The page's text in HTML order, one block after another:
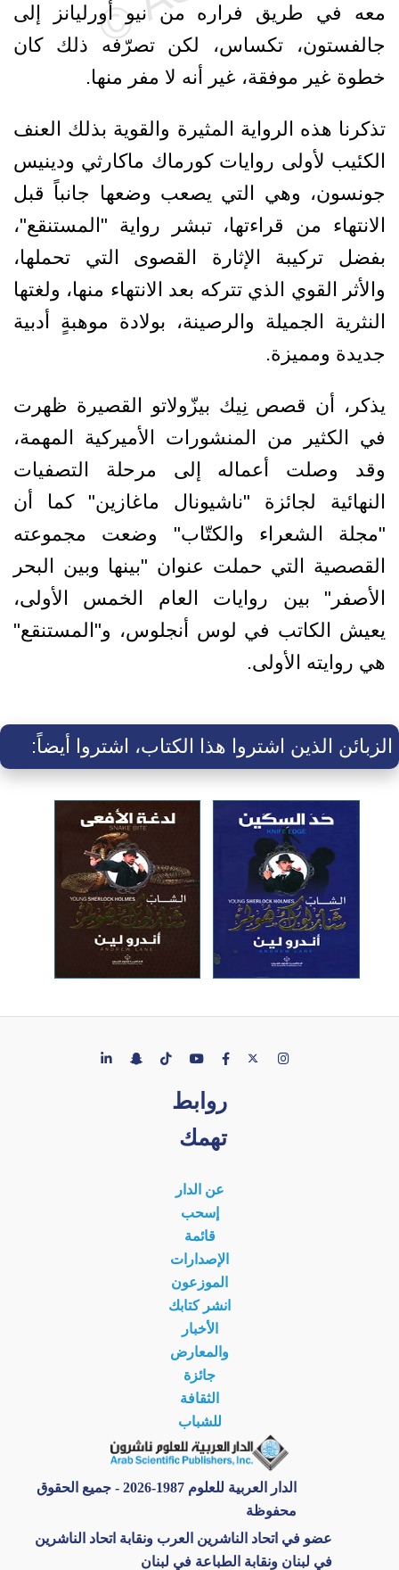
معه في طريق فراره من نيو أورليانز إلى
جالفستون، تكساس، لكن تصرّفه ذلك كان
خطوة غير موفقة، غير أنه لا مفر منها.
تذكرنا هذه الرواية المثيرة والقوية بذلك العنف
الكئيب لأولى روايات كورماك ماكارثي ودينيس
جونسون، وهي التي يصعب وضعها جانباً قبل
الانتهاء من قراءتها، تبشر رواية "المستنقع"،
بفضل تركيبة الإثارة القصوى التي تحملها،
والأثر القوي الذي تتركه بعد الانتهاء منها، ولغتها
النثرية الجميلة والرصينة، بولادة موهبةٍ أدبية
جديدة ومميزة.
يذكر، أن قصص نِيك بيزّولاتو القصيرة ظهرت
في الكثير من المنشورات الأميركية المهمة،
وقد وصلت أعماله إلى مرحلة التصفيات
النهائية لجائزة "ناشيونال ماغازين" كما أن
"مجلة الشعراء والكتّاب" وضعت مجموعته
القصصية التي حملت عنوان "بينها وبين البحر
الأصفر" بين روايات العام الخمس الأولى،
يعيش الكاتب في لوس أنجلوس، و"المستنقع"
هي روايته الأولى.
الزبائن الذين اشتروا هذا الكتاب، اشتروا أيضاً:
روابط
تهمك
عن الدار
إسحب
قائمة
الإصدارات
الموزعون
انشر كتابك
الأخبار
والمعارض
جائزة
الثقافة
للشباب
الدار العربية للعلوم 1987-2026 - جميع الحقوق
محفوظة
عضو في اتحاد الناشرين العرب ونقابة اتحاد الناشرين
في لبنان ونقابة الطباعة في لبنان